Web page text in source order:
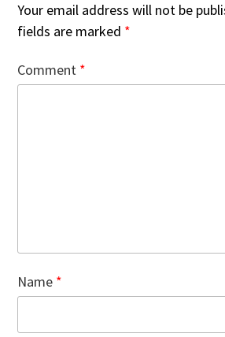
Your email address will not be
fields are marked *
Comment *
Name *